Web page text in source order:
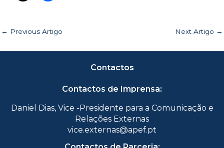
← Previous Artigo Next Artigo →
Contactos
Contactos de Imprensa:
Daniel Dias, Vice -Presidente para a Comunicação e
Relações Externas
vice.externas@apef.pt